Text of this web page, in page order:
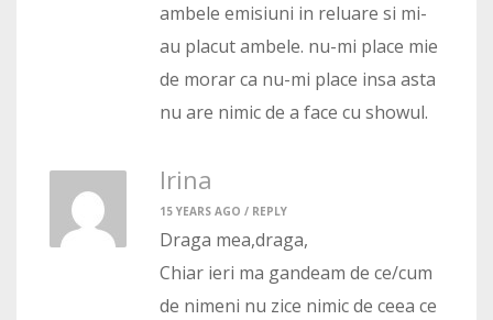
ambele emisiuni in reluare si mi-
au placut ambele. nu-mi place mie
de morar ca nu-mi place insa asta
nu are nimic de a face cu showul.
Irina
15 YEARS AGO / REPLY
Draga mea,draga,
Chiar ieri ma gandeam de ce/cum
de nimeni nu zice nimic de ceea ce